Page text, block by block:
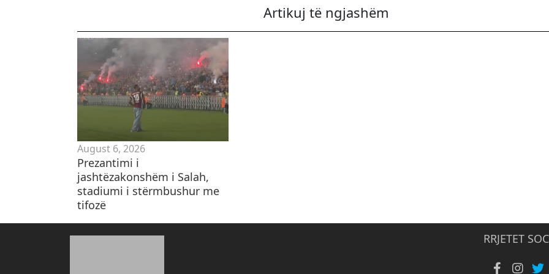
Artikuj të ngjashëm
August 6, 2026
Prezantimi i
jashtëzakonshëm i Salah,
stadiumi i stërmbushur me
tifozë
RRJETET